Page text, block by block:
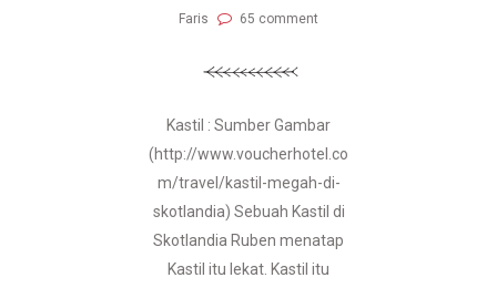
Faris
65 comment
Kastil : Sumber Gambar
(http://www.voucherhotel.co
m/travel/kastil-megah-di-
skotlandia) Sebuah Kastil di
Skotlandia Ruben menatap
Kastil itu lekat. Kastil itu